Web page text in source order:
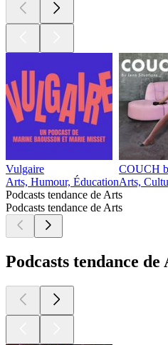
Vulgaire
Arts, Humour, Éducation
COUCH
Arts,
Podcasts tendance de Arts
Podcasts tendance de Arts
Podcasts tendance de